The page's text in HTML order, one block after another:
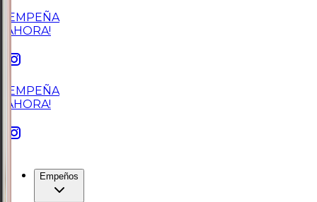
¡EMPEÑA
AHORA!
¡EMPEÑA
AHORA!
Empeños